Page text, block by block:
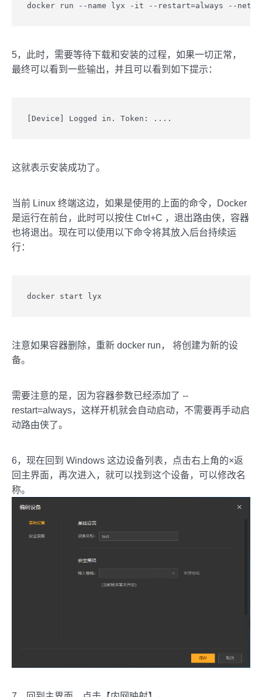
docker run --name lyx -it --restart=always --
5，此时，需要等待下载和安装的过程，如果一切正常，
最终可以看到一些输出，并且可以看到如下提示：
[Device] Logged in. Token: ....
这就表示安装成功了。
当前 Linux 终端这边，如果是使用的上面的命令，Docker
是运行在前台，此时可以按住 Ctrl+C ，退出路由侠，容器
也将退出。现在可以使用以下命令将其放入后台持续运
行：
docker start lyx
注意如果容器删除，重新 docker run， 将创建为新的设
备。
需要注意的是，因为容器参数已经添加了 --
restart=always，这样开机就会自动启动，不需要再手动启
动路由侠了。
6，现在回到 Windows 这边设备列表，点击右上角的×返
回主界面，再次进入，就可以找到这个设备，可以修改名
称。